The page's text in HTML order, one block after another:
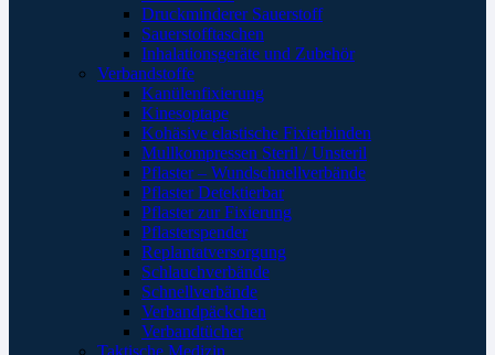
Druckminderer Sauerstoff
Sauerstofftaschen
Inhalationsgeräte und Zubehör
Verbandstoffe
Kanülenfixierung
Kinesoptape
Kohäsive elastische Fixierbinden
Mullkompressen Steril / Unsteril
Pflaster – Wundschnellverbände
Pflaster Detektierbar
Pflaster zur Fixierung
Pflasterspender
Replantatversorgung
Schlauchverbände
Schnellverbände
Verbandpäckchen
Verbandtücher
Taktische Medizin